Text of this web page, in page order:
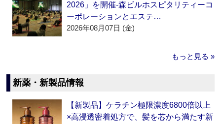
2026」を開催‐森ビルホスピタリティーコ
ーポレーションとエステ…
2026年08月07日 (金)
もっと見る »
新薬・新製品情報
【新製品】ケラチン極限濃度6800倍以上
×高浸透密着処方で、髪を芯から満たす新